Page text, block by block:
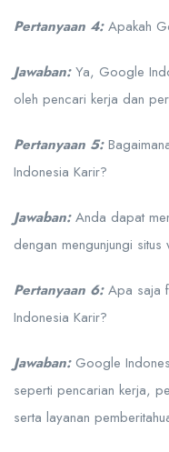
Pertanyaan 4:Apakah
Jawaban:Ya, Google
oleh pencari kerja dan
Pertanyaan 5:
Indonesia Karir?
Jawaban:Anda dapat
dengan mengunjungi
Pertanyaan 6:Apa saja
Indonesia Karir?
Jawaban:Google
seperti pencarian kerja,
serta layanan